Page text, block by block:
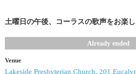
土曜日の午後、コーラスの歌声をお楽し
Already ended
Venue
Lakeside Presbyterian Church, 201